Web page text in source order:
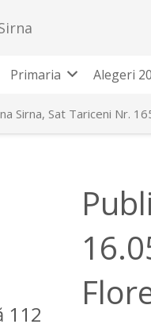
Primaria Alegeri
Sirna, Sat Tariceni Nr.
112